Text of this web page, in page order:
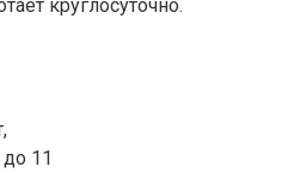
круглосуточно.
11